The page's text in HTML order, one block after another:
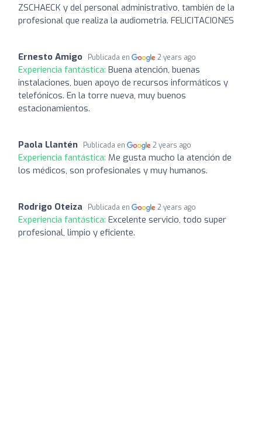
ZSCHAECK y del personal administrativo, también de la
profesional que realiza la audiometria. FELICITACIONES
Ernesto Amigo Publicada en 2 years ago
Experiencia fantástica: Buena atención, buenas
instalaciones, buen apoyo de recursos informáticos y
telefónicos. En la torre nueva, muy buenos
estacionamientos.
Paola Llantén Publicada en 2 years ago
Experiencia fantástica: Me gusta mucho la atención de
los médicos, son profesionales y muy humanos.
Rodrigo Oteiza Publicada en 2 years ago
Experiencia fantástica: Excelente servicio, todo super
profesional, limpio y eficiente.